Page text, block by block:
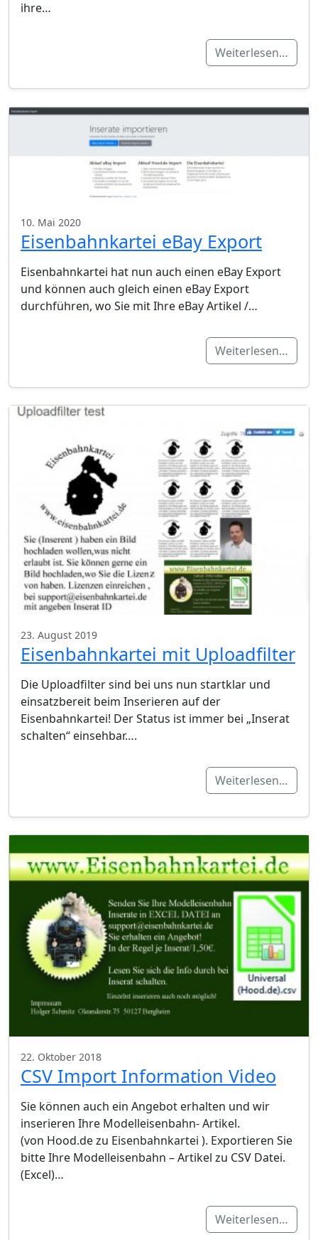
ihre…
Weiterlesen…
10. Mai 2020
Eisenbahnkartei eBay Export
Eisenbahnkartei hat nun auch einen eBay Export
und können auch gleich einen eBay Export
durchführen, wo Sie mit Ihre eBay Artikel /…
Weiterlesen…
23. August 2019
Eisenbahnkartei mit Uploadfilter
Die Uploadfilter sind bei uns nun startklar und
einsatzbereit beim Inserieren auf der
Eisenbahnkartei! Der Status ist immer bei „Inserat
schalten“ einsehbar….
Weiterlesen…
22. Oktober 2018
CSV Import Information Video
Sie können auch ein Angebot erhalten und wir
inserieren Ihre Modelleisenbahn- Artikel.
(von Hood.de zu Eisenbahnkartei ). Exportieren Sie
bitte Ihre Modelleisenbahn – Artikel zu CSV Datei.
(Excel)…
Weiterlesen…